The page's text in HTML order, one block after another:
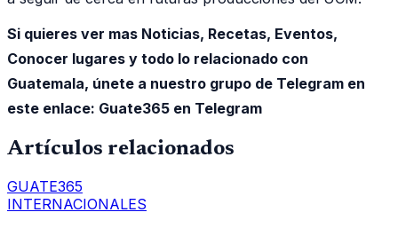
Si quieres ver mas Noticias, Recetas, Eventos,
Conocer lugares y todo lo relacionado con
Guatemala, únete a nuestro grupo de Telegram en
este enlace: Guate365 en Telegram
Artículos relacionados
GUATE365
INTERNACIONALES